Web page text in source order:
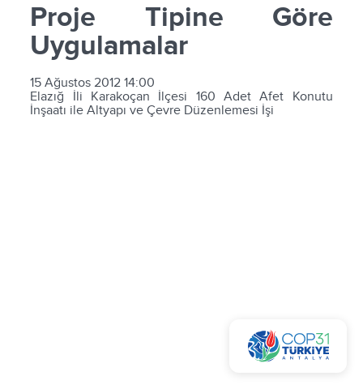
Proje Tipine Göre
Uygulamalar
15 Ağustos 2012 14:00
Elazığ İli Karakoçan İlçesi 160 Adet Afet Konutu
İnşaatı ile Altyapı ve Çevre Düzenlemesi İşi